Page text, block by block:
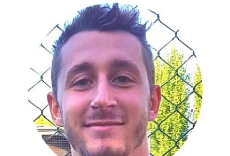
Stefano Gessa
Programmatore
Sviluppo applicazioni back end